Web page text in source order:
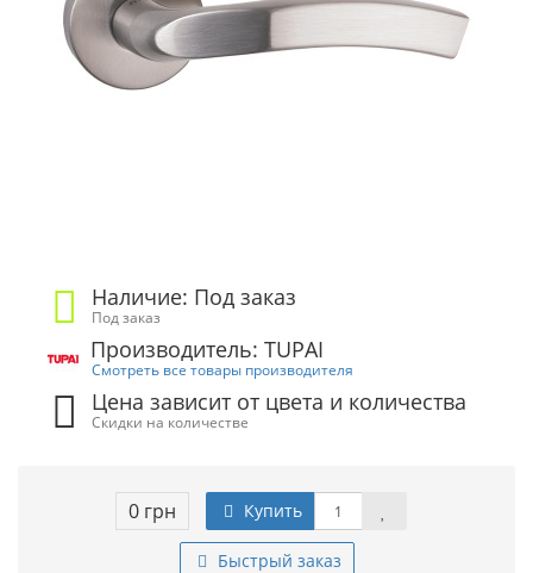
Наличие: Под заказ
Под заказ
Производитель: TUPAI
Смотреть все товары производителя
Цена зависит от цвета и количества
Скидки на количестве
0 грн Купить
Быстрый заказ